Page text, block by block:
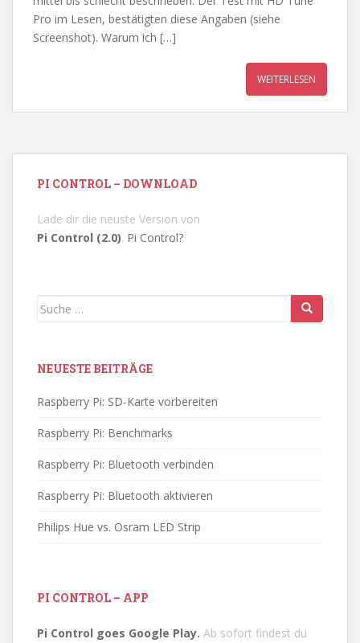
Pro im Lesen, bestätigten diese Angaben (siehe
Screenshot). Warum ich […]
WEITERLESEN
PI CONTROL – DOWNLOAD
Lade dir die neuste Version von
Pi Control (2.0). Pi Control?
Suche
NEUESTE BEITRÄGE
Raspberry Pi: SD-Karte vorbereiten
Raspberry Pi: Benchmarks
Raspberry Pi: Bluetooth verbinden
Raspberry Pi: Bluetooth aktivieren
Philips Hue vs. Osram LED Strip
PI CONTROL – APP
Pi Control goes Google Play. Ab sofort findest du